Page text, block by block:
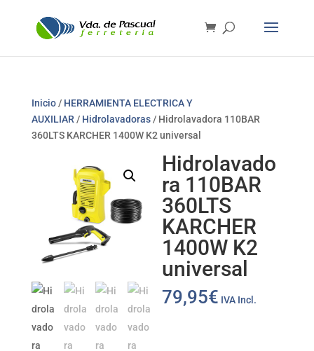
Inicio/ HERRAMIENTA ELECTRICA Y
AUXILIAR / Hidrolavadoras/ Hidrolavadora 110BAR
360LTS KARCHER 1400W K2 universal
Hidrolavado
ra 110BAR
360LTS
KARCHER
1400W K2
universal
79,95€ IVA Incl.